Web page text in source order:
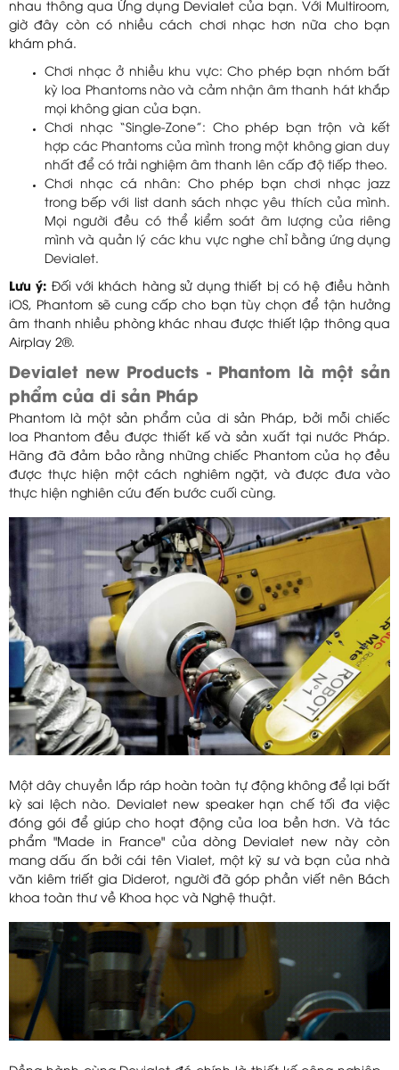
nhau thông qua Ứng dụng Devialet của bạn. Với Multiroom,
giờ đây còn có nhiều cách chơi nhạc hơn nữa cho bạn
khám phá.
Chơi nhạc ở nhiều khu vực: Cho phép bạn nhóm bất
kỳ loa Phantoms nào và cảm nhận âm thanh hát khắp
mọi không gian của bạn.
Chơi nhạc “Single-Zone”: Cho phép bạn trộn và kết
hợp các Phantoms của mình trong một không gian duy
nhất để có trải nghiệm âm thanh lên cấp độ tiếp theo.
Chơi nhạc cá nhân: Cho phép bạn chơi nhạc jazz
trong bếp với list danh sách nhạc yêu thích của mình.
Mọi người đều có thể kiểm soát âm lượng của riêng
mình và quản lý các khu vực nghe chỉ bằng ứng dụng
Devialet.
Lưu ý: Đối với khách hàng sử dụng thiết bị có hệ điều hành
iOS, Phantom sẽ cung cấp cho bạn tùy chọn để tận hưởng
âm thanh nhiều phòng khác nhau được thiết lập thông qua
Airplay 2®.
Devialet new Products - Phantom là một sản
phẩm của di sản Pháp
Phantom là một sản phẩm của di sản Pháp, bởi mỗi chiếc
loa Phantom đều được thiết kế và sản xuất tại nước Pháp.
Hãng đã đảm bảo rằng những chiếc Phantom của họ đều
được thực hiện một cách nghiêm ngặt, và được đưa vào
thực hiện nghiên cứu đến bước cuối cùng.
Một dây chuyền lắp ráp hoàn toàn tự động không để lại bất
kỳ sai lệch nào. Devialet new speaker hạn chế tối đa việc
đóng gói để giúp cho hoạt động của loa bền hơn. Và tác
phẩm "Made in France" của dòng Devialet new này còn
mang dấu ấn bởi cái tên Vialet, một kỹ sư và bạn của nhà
văn kiêm triết gia Diderot, người đã góp phần viết nên Bách
khoa toàn thư về Khoa học và Nghệ thuật.